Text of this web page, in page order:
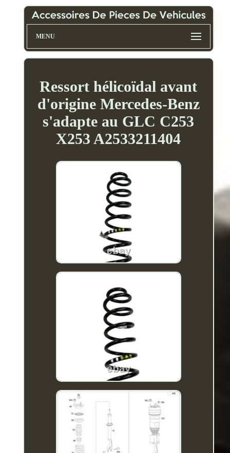
MENU
Ressort hélicoïdal avant
d'origine Mercedes-Benz
s'adapte au GLC C253
X253 A2533211404